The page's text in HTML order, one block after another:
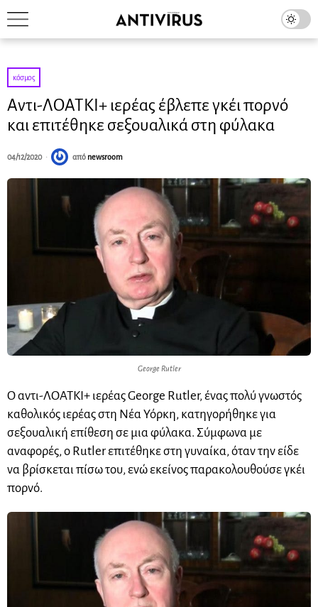
κόσμος
Αντι-ΛΟΑΤΚΙ+ ιερέας έβλεπε γκέι πορνό
και επιτέθηκε σεξουαλικά στη φύλακα
04/12/2020 από newsroom
George Rutler
Ο αντι-ΛΟΑΤΚΙ+ ιερέας George Rutler, ένας πολύ γνωστός
καθολικός ιερέας στη Νέα Υόρκη, κατηγορήθηκε για
σεξουαλική επίθεση σε μια φύλακα. Σύμφωνα με
αναφορές, ο Rutler επιτέθηκε στη γυναίκα, όταν την είδε
να βρίσκεται πίσω του, ενώ εκείνος παρακολουθούσε γκέι
πορνό.